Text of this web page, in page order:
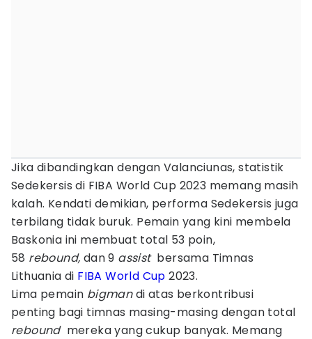
Jika dibandingkan dengan Valanciunas, statistik
Sedekersis di FIBA World Cup 2023 memang masih
kalah. Kendati demikian, performa Sedekersis juga
terbilang tidak buruk. Pemain yang kini membela
Baskonia ini membuat total 53 poin,
58 rebound, dan 9 assist bersama Timnas
Lithuania di FIBA World Cup 2023.
Lima pemain bigmandi atas berkontribusi
penting bagi timnas masing-masing dengan total
rebound mereka yang cukup banyak. Memang